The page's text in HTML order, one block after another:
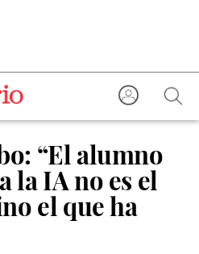
“El alumno
la IA no es el
el que ha